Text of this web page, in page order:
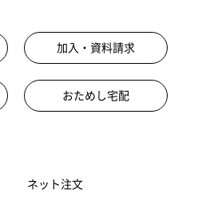
加入・資料請求
おためし宅配
ネット注文